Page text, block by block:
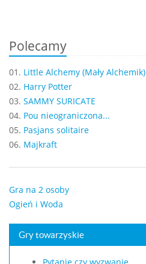
Polecamy
01. Little Alchemy (Mały Alchemik)
02. Harry Potter
03. SAMMY SURICATE
04. Pou nieograniczona...
05. Pasjans solitaire
06. Majkraft
Gra na 2 osoby
Ogień i Woda
Gry towarzyskie